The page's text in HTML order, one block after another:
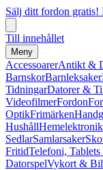
Sälj ditt fordon gratis!
Till innehållet
Meny
AccessoarerAntikt &
BarnskorBarnleksaker
TidningarDatorer &
VideofilmerFordon
OptikFrimärken
HushållHemelektronik
SedlarSamlarsaker
FritidTelefoni,
DatorspelVykort &